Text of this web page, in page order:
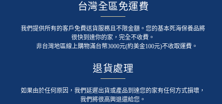
台灣全區免運費
我們提供所有的客戶免費送貨服務且不限金額。您的基本死海保養品將
很快到達你的家，完全不收費。
非台灣地區線上購物滿台幣3000元(約美金100元)不收取運費。
退貨處理
如果由於任何原因，我們延遲出貨或產品到達您的家有任何方式損壞，
我們將很高興退還給您。